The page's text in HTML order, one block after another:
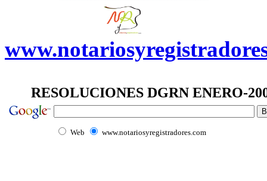
RESOLUCIONES DGRN ENERO-
Web www.notariosyregistradores.com